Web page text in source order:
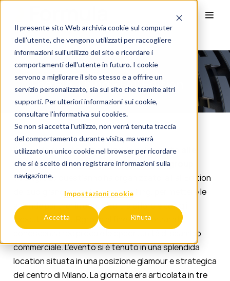
Il presente sito Web archivia cookie sul computer
dell'utente, che vengono utilizzati per raccogliere
informazioni sull'utilizzo del sito e ricordare i
comportamenti dell'utente in futuro. I cookie
servono a migliorare il sito stesso e a offrire un
servizio personalizzato, sia sul sito che tramite altri
supporti. Per ulteriori informazioni sui cookie,
consultare l'informativa sui cookies.
Se non si accetta l'utilizzo, non verrà tenuta traccia
del comportamento durante visita, ma verrà
utilizzato un unico cookie nel browser per ricordare
che si è scelto di non registrare informazioni sulla
navigazione.
Impostazioni cookie
Accetta Rifiuta
The Big Thing - Fall Edition
The Big Thing - Fall Edition
Il grande evento di networking riservato alle
Aziende Partner Commerciali di YOURgroup
YOURgroup quest’anno ha organizzato la Fall Edition
del suo grande evento di networking, per mettere le
aziende partner in contatto tra di loro e con gli
executive di YOURgroup al fine di rafforzare la
conoscenza reciproca e le opportunità di scambio
commerciale. L'evento si è tenuto in una splendida
location situata in una posizione glamour e strategica
del centro di Milano. La giornata era articolata in tre